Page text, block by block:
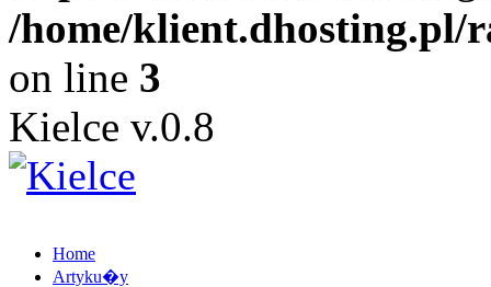
/home/
on line 3
Kielce v.0.8
Home
Artyku�y